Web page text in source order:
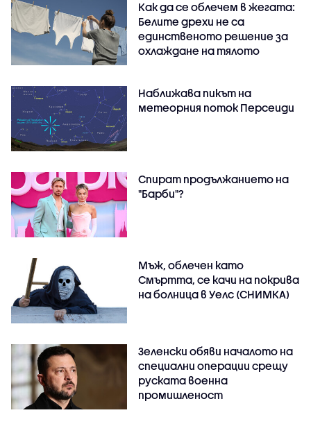
Как да се облечем в жегата:
Белите дрехи не са
единственото решение за
охлаждане на тялото
Наближава пикът на
метеорния поток Персеиди
Спират продължанието на
"Барби"?
Мъж, облечен като
Смъртта, се качи на покрива
на болница в Уелс (СНИМКА)
Зеленски обяви началото на
специални операции срещу
руската военна
промишленост